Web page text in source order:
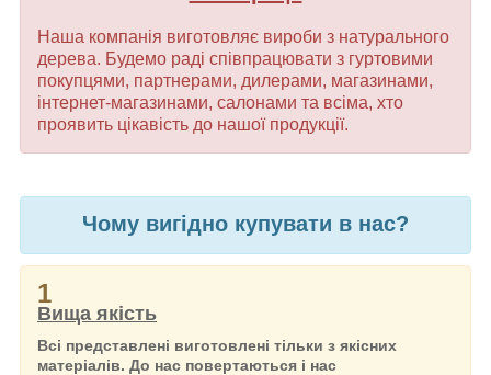
Наша компанія виготовляє вироби з натурального
дерева. Будемо раді співпрацювати з гуртовими
покупцями, партнерами, дилерами, магазинами,
інтернет-магазинами, салонами та всіма, хто
проявить цікавість до нашої продукції.
Чому вигідно купувати в нас?
1
Вища якість
Всі представлені виготовлені тільки з якісних
матеріалів. До нас повертаються і нас